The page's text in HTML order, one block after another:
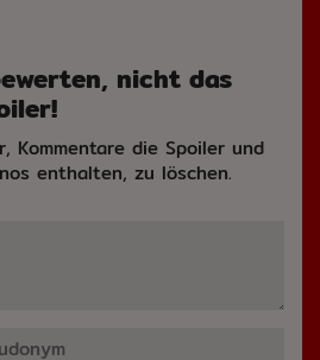
nicht das
Kommentare die Spoiler und
enthalten, zu löschen.